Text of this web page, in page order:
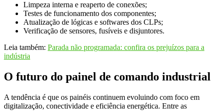
Limpeza interna e reaperto de conexões;
Testes de funcionamento dos componentes;
Atualização de lógicas e softwares dos CLPs;
Verificação de sensores, fusíveis e disjuntores.
Leia também: Parada não programada: confira os prejuízos para a
indústria
O futuro do painel de comando industrial
A tendência é que os painéis continuem evoluindo com foco em
digitalização, conectividade e eficiência energética. Entre as